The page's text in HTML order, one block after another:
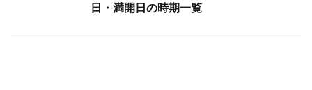
日・満開日の時期一覧